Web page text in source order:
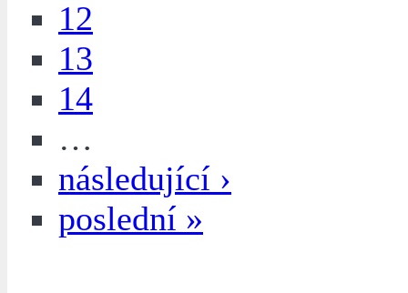
12
13
14
…
následující ›
poslední »